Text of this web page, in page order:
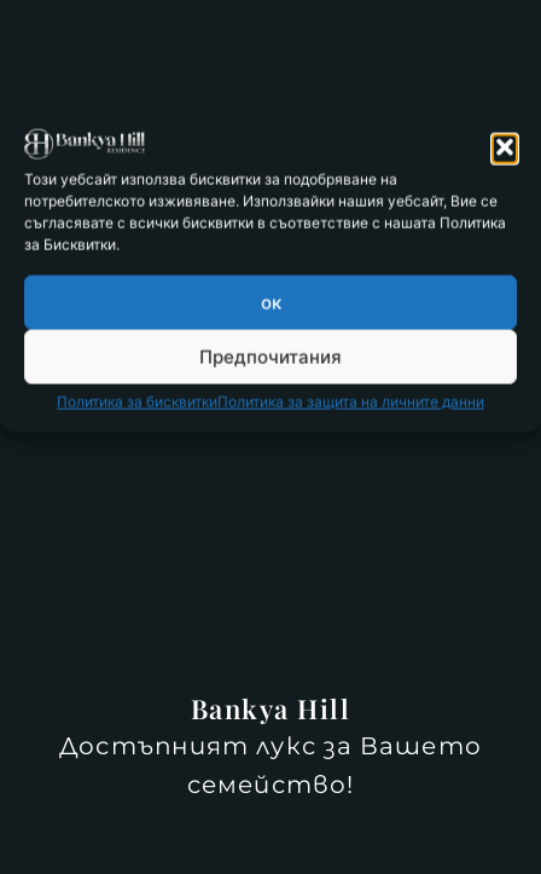
Този уебсайт използва бисквитки за подобряване на
потребителското изживяване. Използвайки нашия уебсайт, Вие се
съгласявате с всички бисквитки в съответствие с нашата Политика
за Бисквитки.
ок
Предпочитания
Политика за бисквиткиПолитика за защита на личните данни
Bankya Hill
Достъпният лукс за Вашето
семейство!